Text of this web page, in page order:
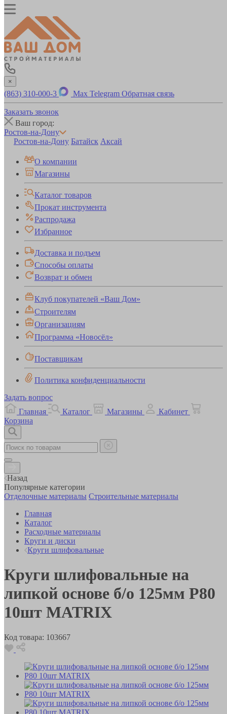
×
(863) 310-000-3 Max Telegram Обратная связь
Заказать звонок
Ваш город:
Ростов-на-Дону
Ростов-на-Дону Батайск Аксай
О компании
Магазины
Каталог товаров
Прокат инструмента
Распродажа
Избранное
Доставка и подъем
Способы оплаты
Возврат и обмен
Клуб покупателей «Ваш Дом»
Строителям
Организациям
Программа «Новосёл»
Поставщикам
Политика конфиденциальности
Задать вопрос
Главная
Каталог Магазины
Кабинет
Корзина
Назад
Популярные категории
Отделочные материалы Строительные материалы
Главная
Каталог
Расходные материалы
Круги и диски
Круги шлифовальные
Круги шлифовальные на
липкой основе б/о 125мм Р80
10шт MATRIX
Код товара: 103667